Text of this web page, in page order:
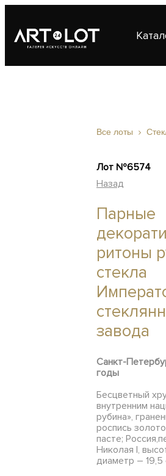
Все лоты
Лот №6574
Назад
Парные
ритоны
стекла
завода
Санкт-
годы
Бесцветный
внутренним
рубина»,
роспись
пасте;
Николая I,
диаметр – 19,5